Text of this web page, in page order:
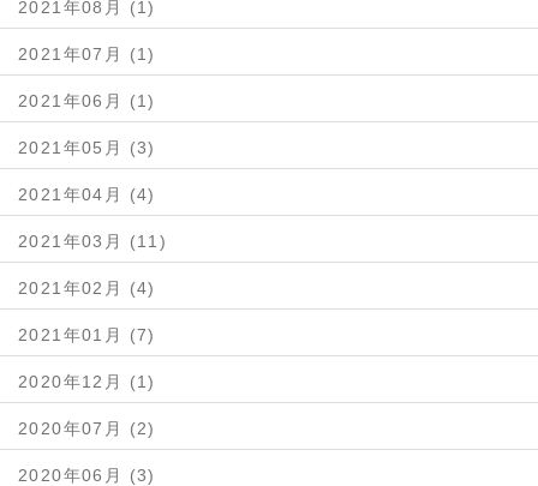
2021年08月 (1)
2021年07月 (1)
2021年06月 (1)
2021年05月 (3)
2021年04月 (4)
2021年03月 (11)
2021年02月 (4)
2021年01月 (7)
2020年12月 (1)
2020年07月 (2)
2020年06月 (3)